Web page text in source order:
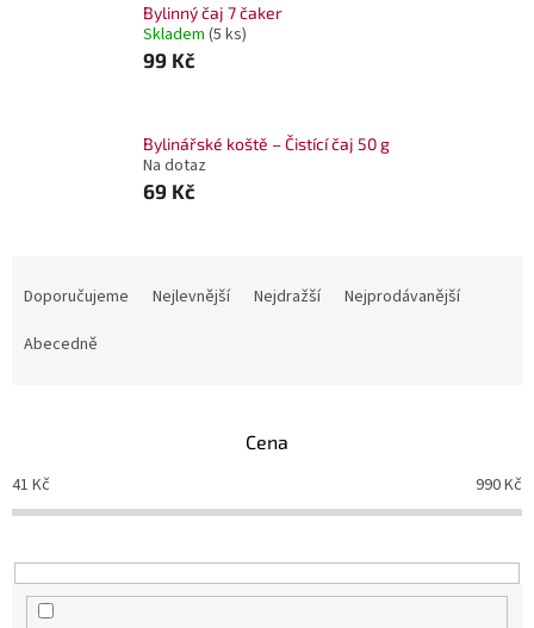
Bylinný čaj 7 čaker
Skladem (5 ks)
99 Kč
Bylinářské koště – Čistící čaj 50 g
Na dotaz
69 Kč
o
d
k
t
Doporučujeme Nejlevnější Nejdražší
Nejprodávanější
Abecedně
Cena
41 Kč 990Kč